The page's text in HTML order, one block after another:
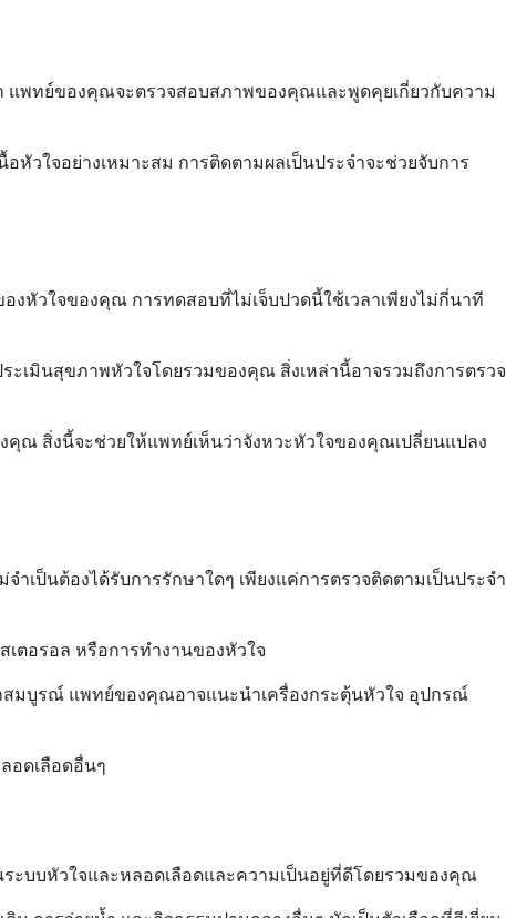
แพทย์ของคุณจะตรวจสอบสภาพของคุณและพูดคุยเกี่ยวกับความ
วใจอย่างเหมาะสม การติดตามผลเป็นประจำจะช่วยจับการ
หัวใจของคุณ การทดสอบที่ไม่เจ็บปวดนี้ใช้เวลาเพียงไม่กี่นาที
ะเมินสุขภาพหัวใจโดยรวมของคุณ สิ่งเหล่านี้อาจรวมถึงการตรวจ
คุณ สิ่งนี้จะช่วยให้แพทย์เห็นว่าจังหวะหัวใจของคุณเปลี่ยนแปลง
ป็นต้องได้รับการรักษาใดๆ เพียงแค่การตรวจติดตามเป็นประจำ
ตอรอล หรือการทำงานของหัวใจ
มบูรณ์ แพทย์ของคุณอาจแนะนำเครื่องกระตุ้นหัวใจ อุปกรณ์
อดเลือดอื่นๆ
บบหัวใจและหลอดเลือดและความเป็นอยู่ที่ดีโดยรวมของคุณ